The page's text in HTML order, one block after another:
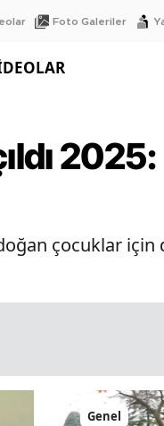
Foto Galeriler
çocuklar için
Genel